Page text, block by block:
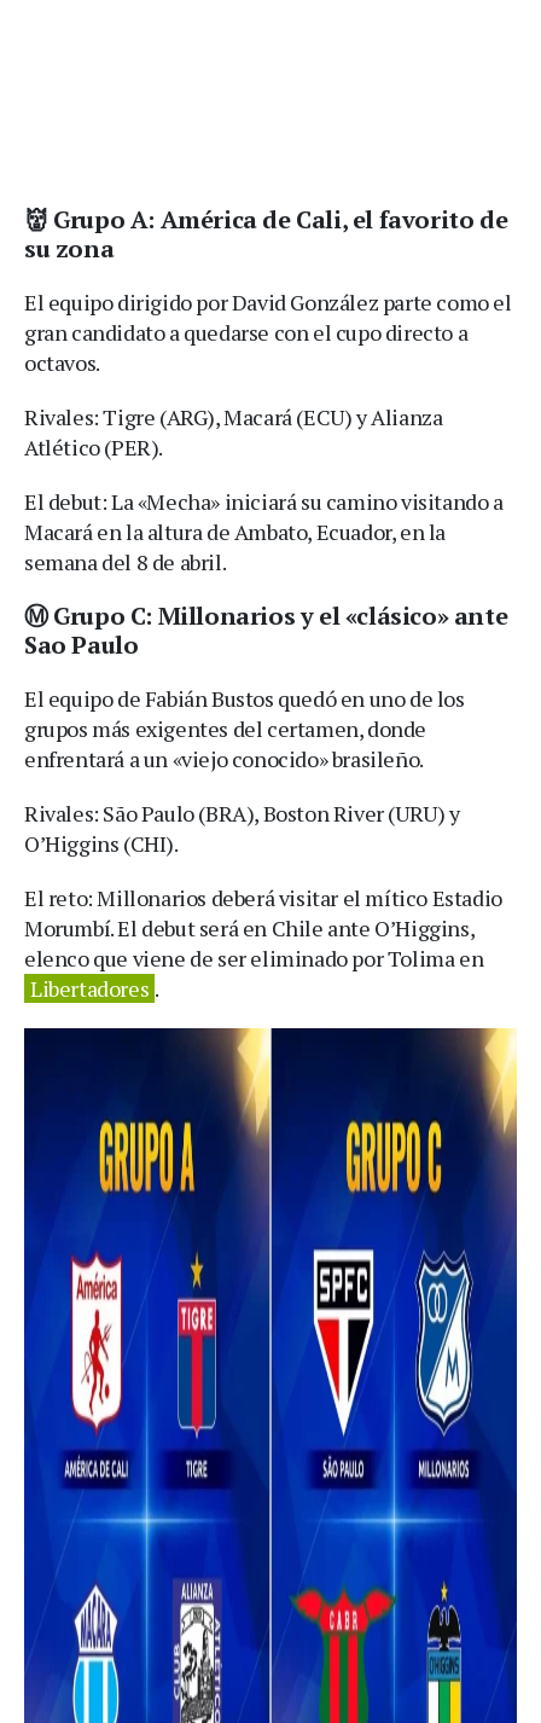
👹 Grupo A: América de Cali, el favorito de
su zona
El equipo dirigido por David González parte como el
gran candidato a quedarse con el cupo directo a
octavos.
Rivales: Tigre (ARG), Macará (ECU) y Alianza
Atlético (PER).
El debut: La «Mecha» iniciará su camino visitando a
Macará en la altura de Ambato, Ecuador, en la
semana del 8 de abril.
Ⓜ️ Grupo C: Millonarios y el «clásico» ante
Sao Paulo
El equipo de Fabián Bustos quedó en uno de los
grupos más exigentes del certamen, donde
enfrentará a un «viejo conocido» brasileño.
Rivales: São Paulo (BRA), Boston River (URU) y
O’Higgins (CHI).
El reto: Millonarios deberá visitar el mítico Estadio
Morumbí. El debut será en Chile ante O’Higgins,
elenco que viene de ser eliminado por Tolima en
Libertadores .